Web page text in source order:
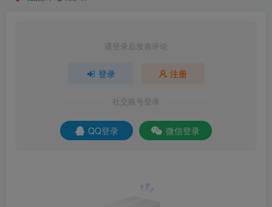
请登录后发表评论
登录 注册
社交账号登录
QQ登录 微信登录